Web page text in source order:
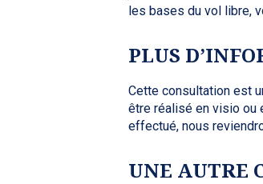
les bases du vol libre,
PLUS
Cette consultation est
être réalisé en visio ou
effectué, nous
UNE AUTRE